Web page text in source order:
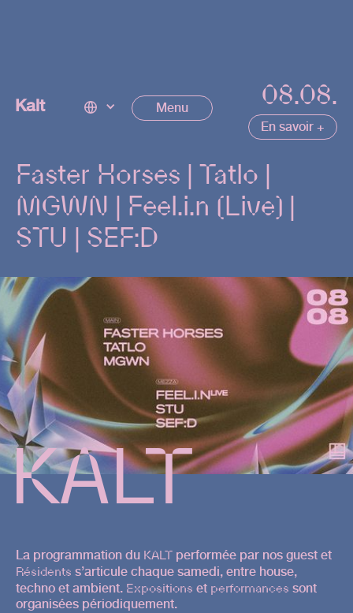
Kalt Menu
Next 08.08.
En savoir +
Faster Horses | Tatlo |
MGWN | Feel.i.n (Live) |
STU | SEF:D
KALT
La programmation du KALT performée par nos guest et
Résidents s’articule chaque samedi, entre house,
techno et ambient. Expositions et performances sont
organisées périodiquement.